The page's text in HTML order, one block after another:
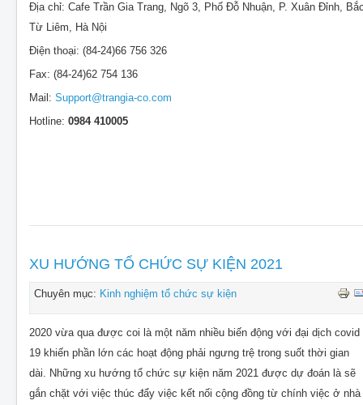
Địa chỉ: Cafe Trần Gia Trang, Ngõ 3, Phố Đỗ Nhuận, P. Xuân Đỉnh,
Từ Liêm, Hà Nội
Điện thoại: (84-24)66 756 326
Fax: (84-24)62 754 136
Mail: Support@trangia-co.com
Hotline: 0984 410005
XU HƯỚNG TỔ CHỨC SỰ KIỆN 2021
Chuyên mục: Kinh nghiệm tổ chức sự kiện
2020 vừa qua được coi là một năm nhiều biến động với đại dịch covid
19 khiến phần lớn các hoạt động phải ngưng trệ trong suốt thời gian
dài. Những xu hướng tổ chức sự kiện năm 2021 được dự đoán là sẽ
gắn chặt với việc thúc đẩy việc kết nối cộng đồng từ chính việc ở nhà